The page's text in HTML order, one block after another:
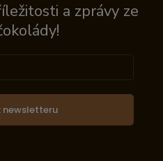
a zprávy ze
newsletteru